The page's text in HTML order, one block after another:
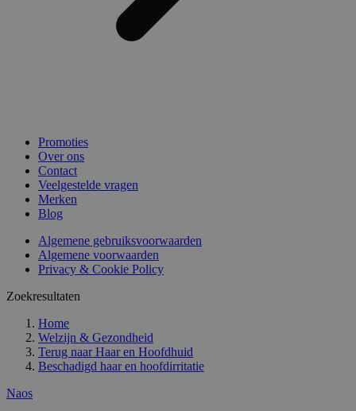
Promoties
Over ons
Contact
Veelgestelde vragen
Merken
Blog
Algemene gebruiksvoorwaarden
Algemene voorwaarden
Privacy & Cookie Policy
Zoekresultaten
Home
Welzijn & Gezondheid
Terug naar Haar en Hoofdhuid
Beschadigd haar en hoofdirritatie
Naos